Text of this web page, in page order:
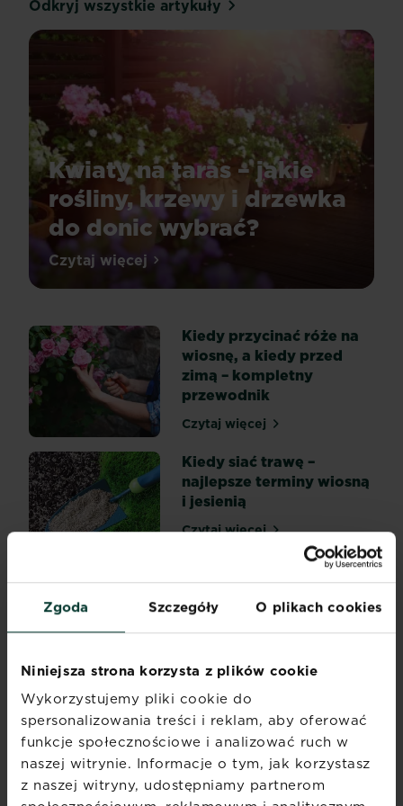
Zgoda Szczegóły O plikach cookies
Niniejsza strona korzysta z plików cookie
Wykorzystujemy pliki cookie do
spersonalizowania treści i reklam, aby oferować
funkcje społecznościowe i analizować ruch w
naszej witrynie. Informacje o tym, jak korzystasz
z naszej witryny, udostępniamy partnerom
Odkryj wszystkie artykuły
Kwiaty na taras – jakie
rośliny, krzewy i drzewka
do donic wybrać?
Wybór
lub
balkon
nie
powinien
dziełem
przypadku.
Kwiaty
na
taras
powinny
i
gości
cały
sezon,
a
przynajmniej
od
wczesnej
wiosny
Czytaj więcejKwiaty na taras – jakie rośliny, krzewy i
Kiedy przycinać róże na
wiosnę, a kiedy przed
zimą – kompletny
przewodnik
Czytaj więcejKiedy przycinać róże na
Kiedy siać trawę –
najlepsze terminy wiosną
i jesienią
Czytaj więcejKiedy siać trawę –
Zakładanie trawnika na
trudnym terenie – o tym
Zakładanie trawnika na
Podlewanie storczyków
Czytaj więcejPodlewanie storczyków